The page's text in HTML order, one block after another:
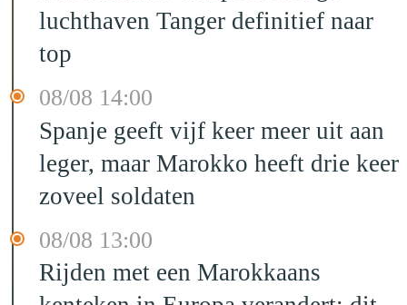
luchthaven Tanger definitief naar
top
08/08 14:00
Spanje geeft vijf keer meer uit aan
leger, maar Marokko heeft drie keer
zoveel soldaten
08/08 13:00
Rijden met een Marokkaans